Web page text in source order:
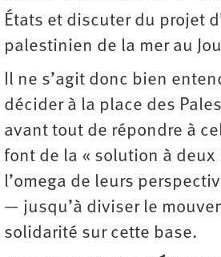
États et discuter du projet
palestinien de la mer au
Il ne s’agit donc bien
décider à la place des
avant tout de répondre à
font de la « solution à deux
l’omega de leurs
— jusqu’à diviser le
solidarité sur cette base.